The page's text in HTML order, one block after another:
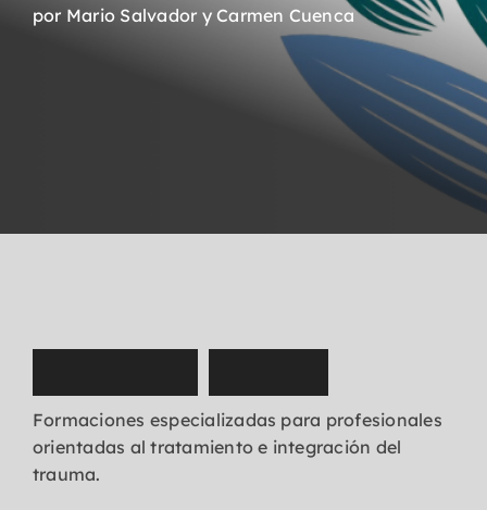
por Mario Salvador y Carmen Cuenca
Formaciones especializadas para profesionales
orientadas al tratamiento e integración del
trauma.